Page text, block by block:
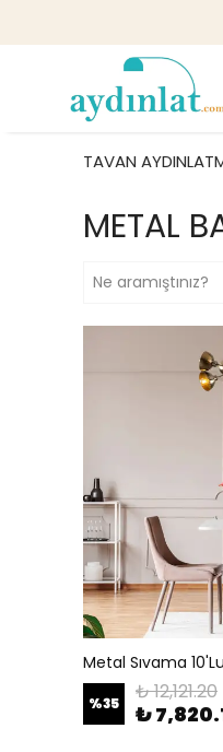
TAVAN
METAL
Metal Sıvama
%35 ₺ 12,121.20
₺